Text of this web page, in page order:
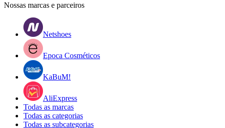
Nossas marcas e parceiros
Netshoes
Epoca Cosméticos
KaBuM!
AliExpress
Todas as marcas
Todas as categorias
Todas as subcategorias